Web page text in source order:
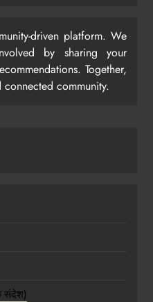
driven platform. We
by sharing your
Together,
community.
संदेश)